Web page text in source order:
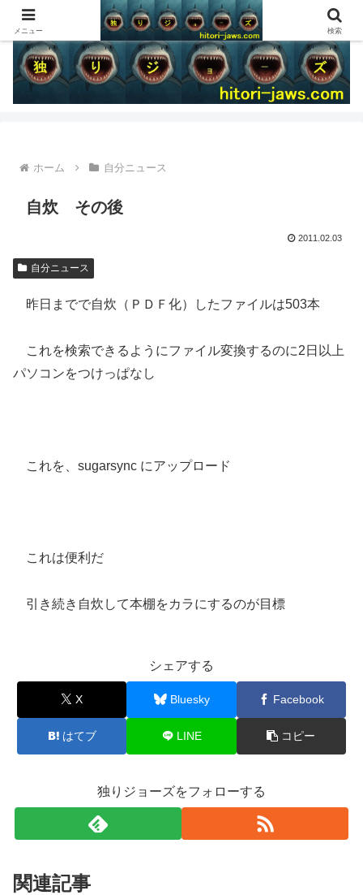
ホーム 自分ニュース
自炊 その後
2011.02.03
自分ニュース
昨日までで自炊（ＰＤＦ化）したファイルは503本
これを検索できるようにファイル変換するのに2日以上
パソコンをつけっぱなし
これを、sugarsync にアップロード
これは便利だ
引き続き自炊して本棚をカラにするのが目標
シェアする
X Bluesky Facebook
はてブ LINE コピー
独りジョーズをフォローする
関連記事
メニュー 検索